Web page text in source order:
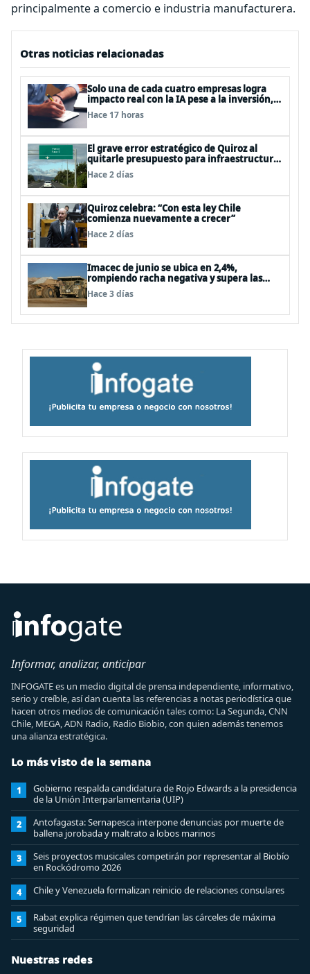
principalmente a comercio e industria manufacturera.
Otras noticias relacionadas
Solo una de cada cuatro empresas logra
impacto real con la IA pese a la inversión,
según el Foro Económico Mundial
Hace 17 horas
El grave error estratégico de Quiroz al
quitarle presupuesto para infraestructura
vial del Biobío
Hace 2 días
Quiroz celebra: “Con esta ley Chile
comienza nuevamente a crecer”
Hace 2 días
Imacec de junio se ubica en 2,4%,
rompiendo racha negativa y supera las
expectativas
Hace 3 días
Informar, analizar, anticipar
INFOGATE es un medio digital de prensa independiente, informativo,
serio y creíble, así dan cuenta las referencias a notas periodística que
hacen otros medios de comunicación tales como: La Segunda, CNN
Chile, MEGA, ADN Radio, Radio Biobio, con quien además tenemos
una alianza estratégica.
Lo más visto de la semana
1
Gobierno respalda candidatura de Rojo Edwards a la presidencia
de la Unión Interparlamentaria (UIP)
2
Antofagasta: Sernapesca interpone denuncias por muerte de
ballena jorobada y maltrato a lobos marinos
3
Seis proyectos musicales competirán por representar al Biobío
en Rockódromo 2026
4 Chile y Venezuela formalizan reinicio de relaciones consulares
5
Rabat explica régimen que tendrían las cárceles de máxima
seguridad
Nuestras redes